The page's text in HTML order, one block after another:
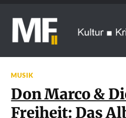
MUSIK
Don Marco &
Freiheit: Das